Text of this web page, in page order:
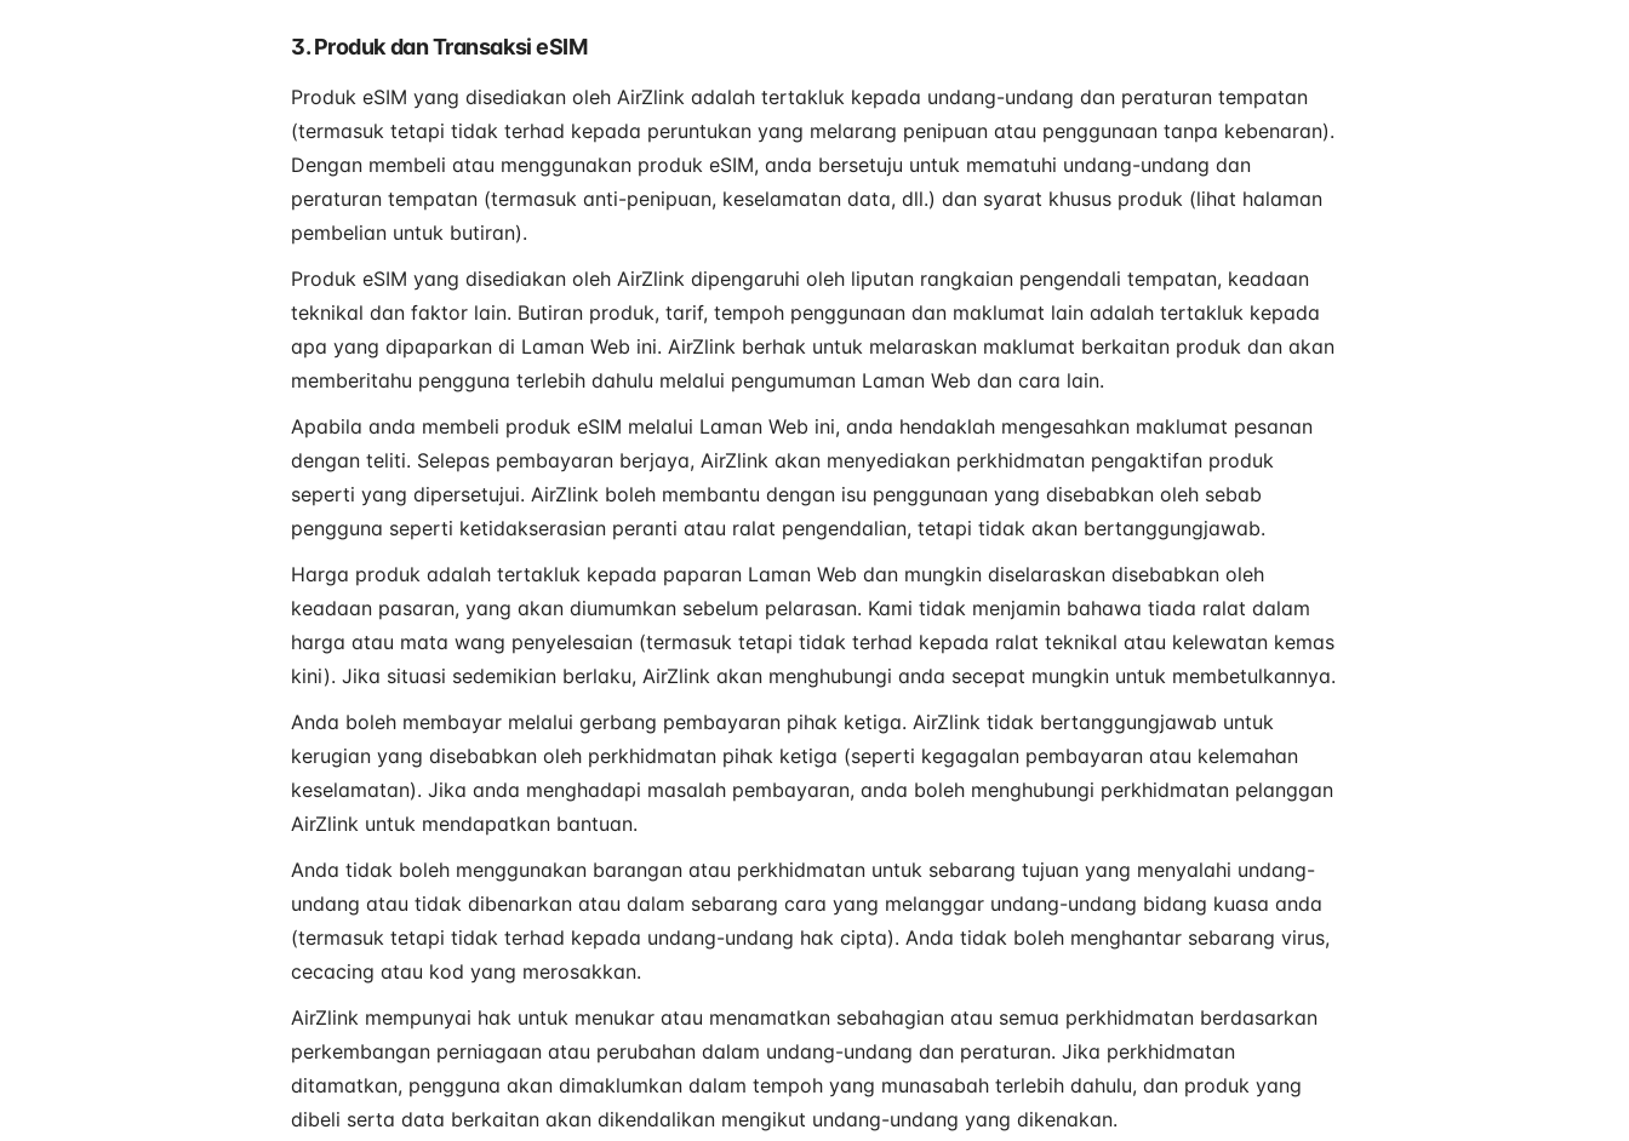
3. Produk dan Transaksi eSIM
Produk eSIM yang disediakan oleh AirZlink adalah tertakluk kepada undang-undang dan peraturan tempatan
(termasuk tetapi tidak terhad kepada peruntukan yang melarang penipuan atau penggunaan tanpa kebenaran).
Dengan membeli atau menggunakan produk eSIM, anda bersetuju untuk mematuhi undang-undang dan
peraturan tempatan (termasuk anti-penipuan, keselamatan data, dll.) dan syarat khusus produk (lihat halaman
pembelian untuk butiran).
Produk eSIM yang disediakan oleh AirZlink dipengaruhi oleh liputan rangkaian pengendali tempatan, keadaan
teknikal dan faktor lain. Butiran produk, tarif, tempoh penggunaan dan maklumat lain adalah tertakluk kepada
apa yang dipaparkan di Laman Web ini. AirZlink berhak untuk melaraskan maklumat berkaitan produk dan akan
memberitahu pengguna terlebih dahulu melalui pengumuman Laman Web dan cara lain.
Apabila anda membeli produk eSIM melalui Laman Web ini, anda hendaklah mengesahkan maklumat pesanan
dengan teliti. Selepas pembayaran berjaya, AirZlink akan menyediakan perkhidmatan pengaktifan produk
seperti yang dipersetujui. AirZlink boleh membantu dengan isu penggunaan yang disebabkan oleh sebab
pengguna seperti ketidakserasian peranti atau ralat pengendalian, tetapi tidak akan bertanggungjawab.
Harga produk adalah tertakluk kepada paparan Laman Web dan mungkin diselaraskan disebabkan oleh
keadaan pasaran, yang akan diumumkan sebelum pelarasan. Kami tidak menjamin bahawa tiada ralat dalam
harga atau mata wang penyelesaian (termasuk tetapi tidak terhad kepada ralat teknikal atau kelewatan kemas
kini). Jika situasi sedemikian berlaku, AirZlink akan menghubungi anda secepat mungkin untuk membetulkannya.
Anda boleh membayar melalui gerbang pembayaran pihak ketiga. AirZlink tidak bertanggungjawab untuk
kerugian yang disebabkan oleh perkhidmatan pihak ketiga (seperti kegagalan pembayaran atau kelemahan
keselamatan). Jika anda menghadapi masalah pembayaran, anda boleh menghubungi perkhidmatan pelanggan
AirZlink untuk mendapatkan bantuan.
Anda tidak boleh menggunakan barangan atau perkhidmatan untuk sebarang tujuan yang menyalahi undang-
undang atau tidak dibenarkan atau dalam sebarang cara yang melanggar undang-undang bidang kuasa anda
(termasuk tetapi tidak terhad kepada undang-undang hak cipta). Anda tidak boleh menghantar sebarang virus,
cecacing atau kod yang merosakkan.
AirZlink mempunyai hak untuk menukar atau menamatkan sebahagian atau semua perkhidmatan berdasarkan
perkembangan perniagaan atau perubahan dalam undang-undang dan peraturan. Jika perkhidmatan
ditamatkan, pengguna akan dimaklumkan dalam tempoh yang munasabah terlebih dahulu, dan produk yang
dibeli serta data berkaitan akan dikendalikan mengikut undang-undang yang dikenakan.